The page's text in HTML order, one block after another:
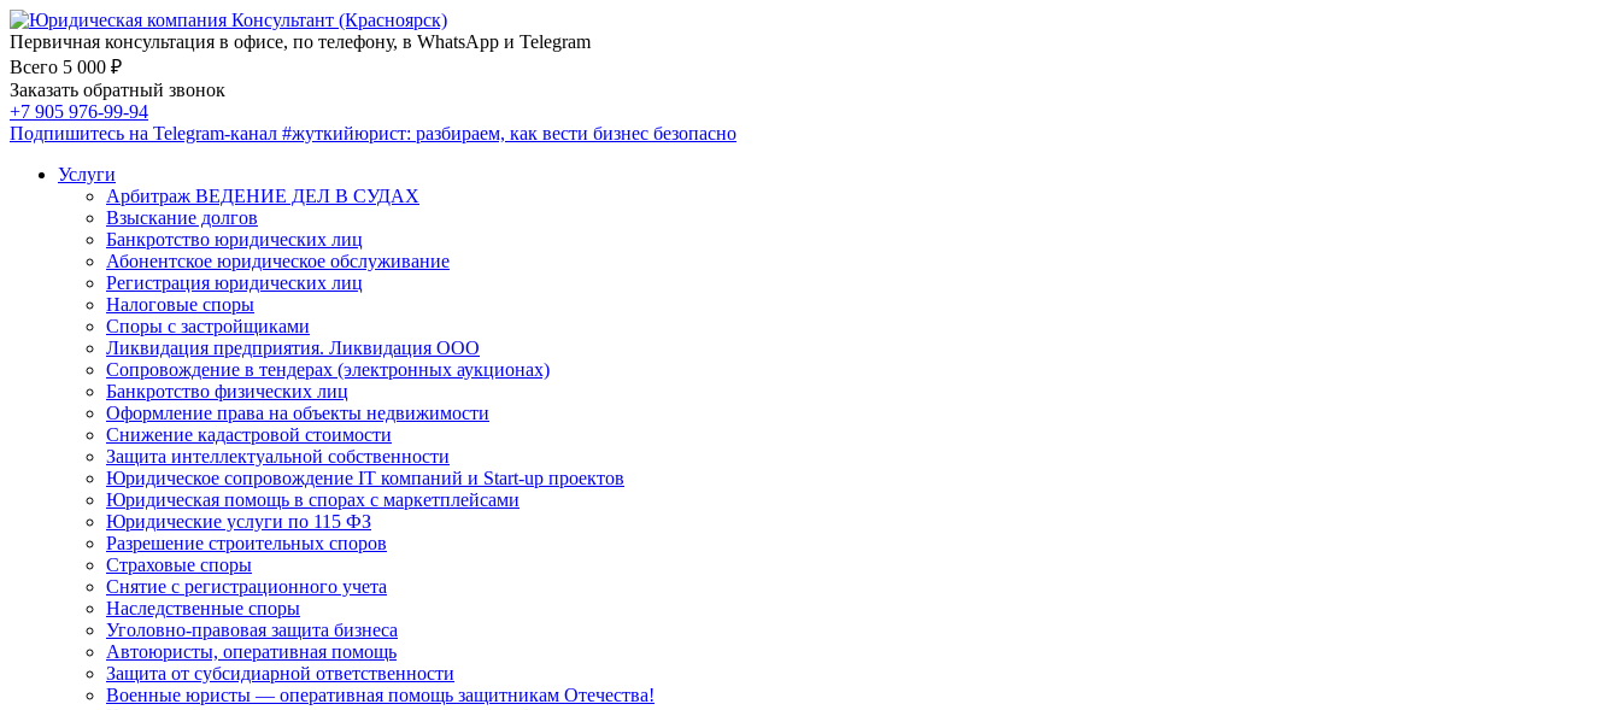
Первичная консультация в офисе, по телефону, в WhatsApp и Telegram
Всего 5 000 ₽
Заказать обратный звонок
+7 905 976-99-94
Подпишитесь на Telegram-канал #жуткийюрист: разбираем, как вести бизнес безопасно
Услуги
Арбитраж ВЕДЕНИЕ ДЕЛ В СУДАХ
Взыскание долгов
Банкротство юридических лиц
Абонентское юридическое обслуживание
Регистрация юридических лиц
Налоговые споры
Споры с застройщиками
Ликвидация предприятия. Ликвидация ООО
Сопровождение в тендерах (электронных аукционах)
Банкротство физических лиц
Оформление права на объекты недвижимости
Снижение кадастровой стоимости
Защита интеллектуальной собственности
Юридическое сопровождение IT компаний и Start-up проектов
Юридическая помощь в спорах с маркетплейсами
Юридические услуги по 115 ФЗ
Разрешение строительных споров
Страховые споры
Снятие с регистрационного учета
Наследственные споры
Уголовно-правовая защита бизнеса
Автоюристы, оперативная помощь
Защита от субсидиарной ответственности
Военные юристы — оперативная помощь защитникам Отечества!